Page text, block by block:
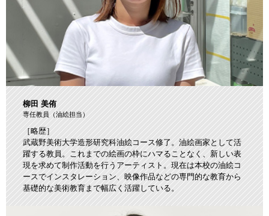
柳田 美侑
専任教員（油絵担当）
［略歴］
武蔵野美術大学造形研究科油絵コース修了。油絵画家として活
躍する教員。これまでの絵画の枠にハマることなく、新しい表
現を求めて制作活動を行うアーティスト。現在は本校の油絵コ
ースでインスタレーション、映像作品などの専門的な教育から
基礎的な美術教育まで幅広く活躍している。